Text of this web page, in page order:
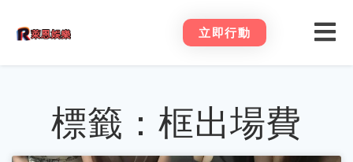
立即行動
標籤：框出場費